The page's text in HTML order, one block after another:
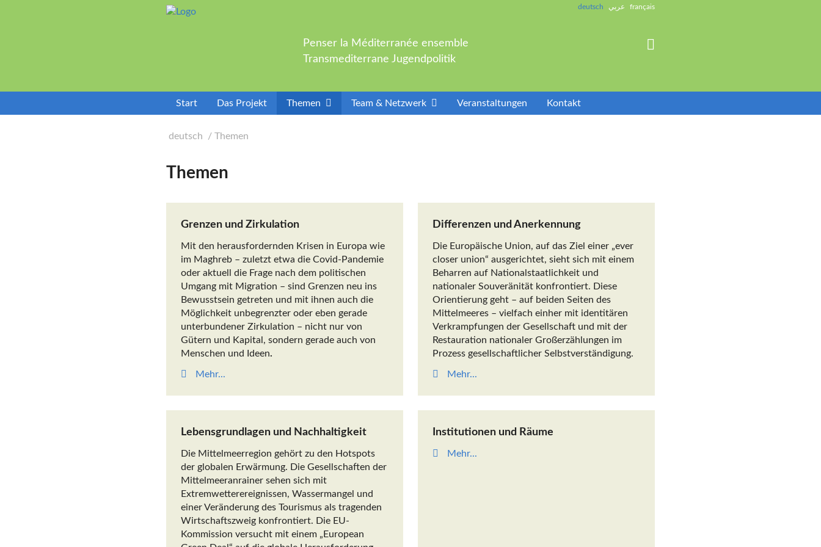
deutsch عربي français

Penser la Méditerranée ensemble
Transmediterrane Jugendpolitik
Start Das Projekt Themen Team & Netzwerk Veranstaltungen Kontakt
deutsch Themen
Themen
Grenzen und Zirkulation
Mit den herausfordernden Krisen in Europa wie
im Maghreb – zuletzt etwa die Covid-Pandemie
oder aktuell die Frage nach dem politischen
Umgang mit Migration – sind Grenzen neu ins
Bewusstsein getreten und mit ihnen auch die
Möglichkeit unbegrenzter oder eben gerade
unterbundener Zirkulation – nicht nur von
Gütern und Kapital, sondern gerade auch von
Menschen und Ideen.
Mehr...
Differenzen und Anerkennung
Die Europäische Union, auf das Ziel einer „ever
closer union“ ausgerichtet, sieht sich mit einem
Beharren auf Nationalstaatlichkeit und
nationaler Souveränität konfrontiert. Diese
Orientierung geht – auf beiden Seiten des
Mittelmeeres – vielfach einher mit identitären
Verkrampfungen der Gesellschaft und mit der
Restauration nationaler Großerzählungen im
Prozess gesellschaftlicher Selbstverständigung.
Mehr...
Lebensgrundlagen und Nachhaltigkeit
Die Mittelmeerregion gehört zu den Hotspots
der globalen Erwärmung. Die Gesellschaften der
Mittelmeeranrainer sehen sich mit
Extremwetterereignissen, Wassermangel und
einer Veränderung des Tourismus als tragenden
Wirtschaftszweig konfrontiert. Die EU-
Kommission versucht mit einem „European
Institutionen und Räume
Mehr...